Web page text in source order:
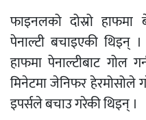
फाइनलको दोस्रो
पेनाल्टी बचाइएकी थिइन् ।
हाफमा पेनाल्टीबाट
मिनेटमा जेनिफर हेरमोसोले
इपर्सले बचाउ गरेकी थिइन् ।